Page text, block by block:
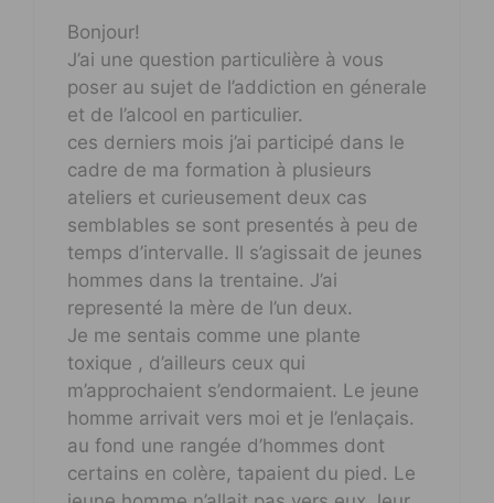
Bonjour!
J’ai une question particulière à vous
poser au sujet de l’addiction en génerale
et de l’alcool en particulier.
ces derniers mois j’ai participé dans le
cadre de ma formation à plusieurs
ateliers et curieusement deux cas
semblables se sont presentés à peu de
temps d’intervalle. Il s’agissait de jeunes
hommes dans la trentaine. J’ai
representé la mère de l’un deux.
Je me sentais comme une plante
toxique , d’ailleurs ceux qui
m’approchaient s’endormaient. Le jeune
homme arrivait vers moi et je l’enlaçais.
au fond une rangée d’hommes dont
certains en colère, tapaient du pied. Le